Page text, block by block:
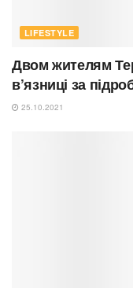
LIFESTYLE
Двом жителям
в’язниці за
25.10.2021